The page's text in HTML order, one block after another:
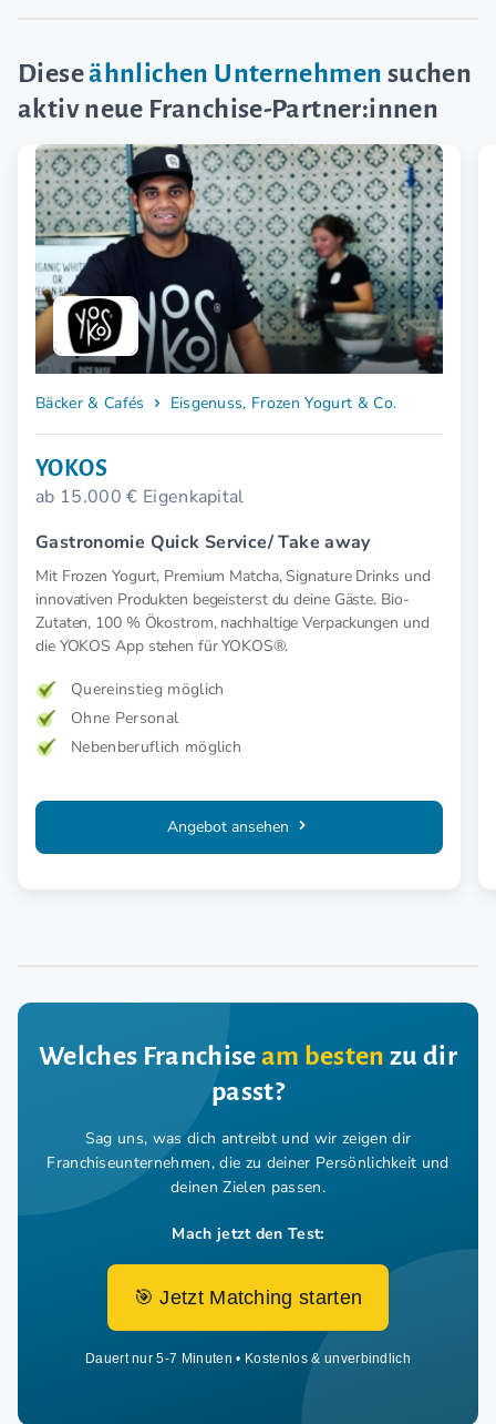
Dieseähnlichen Unternehmen suchen
aktiv neue Franchise-Partner:innen
Bäcker & Cafés Eisgenuss, Frozen Yogurt & Co.
YOKOS
ab 15.000 € Eigenkapital
Gastronomie Quick Service/ Take away
Mit Frozen Yogurt, Premium Matcha, Signature Drinks und
innovativen Produkten begeisterst du deine Gäste. Bio-
Zutaten, 100 % Ökostrom, nachhaltige Verpackungen und
die YOKOS App stehen für YOKOS®.
Quereinstieg möglich
Ohne Personal
Nebenberuflich möglich
Angebot ansehen
Welches Franchiseam besten zu dir
passt?
Sag uns, was dich antreibt und wir zeigen dir
Franchiseunternehmen, die zu deiner Persönlichkeit und
deinen Zielen passen.
Mach jetzt den Test:
🎯 Jetzt Matching starten
Dauert nur 5-7 Minuten • Kostenlos & unverbindlich